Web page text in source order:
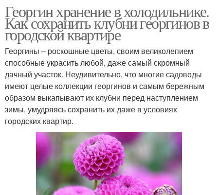
Георгин хранение в холодильнике.
Как сохранить клубни георгинов в
городской квартире
Георгины – роскошные цветы, своим великолепием
способные украсить любой, даже самый скромный
дачный участок. Неудивительно, что многие садоводы
имеют целые коллекции георгинов и самым бережным
образом выкапывают их клубни перед наступлением
зимы, умудряясь сохранить их даже в условиях
городских квартир.